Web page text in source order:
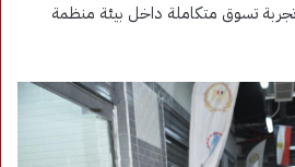
تجربة تسوق متكاملة داخل بيئة منظمة